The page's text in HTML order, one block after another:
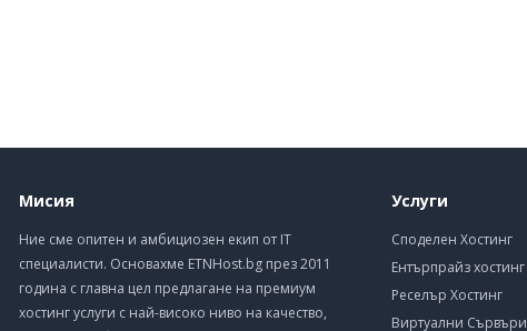
Мисия
Ние сме опитен и амбициозен екип от IT
специалисти. Основахме ETNHost.bg през 2011
година с главна цел предлагане на премиум
хостинг услуги с най-високо ниво на качество,
Услуги
Споделен Хостинг
Ентърпрайз хостинг
Реселър Хостинг
Виртуални Сървъри